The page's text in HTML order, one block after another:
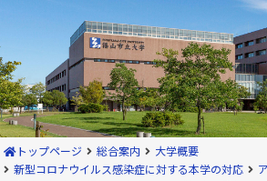
トップページ 総合案内
大学概要
新型コロナウイルス感染症に対する本学の対応